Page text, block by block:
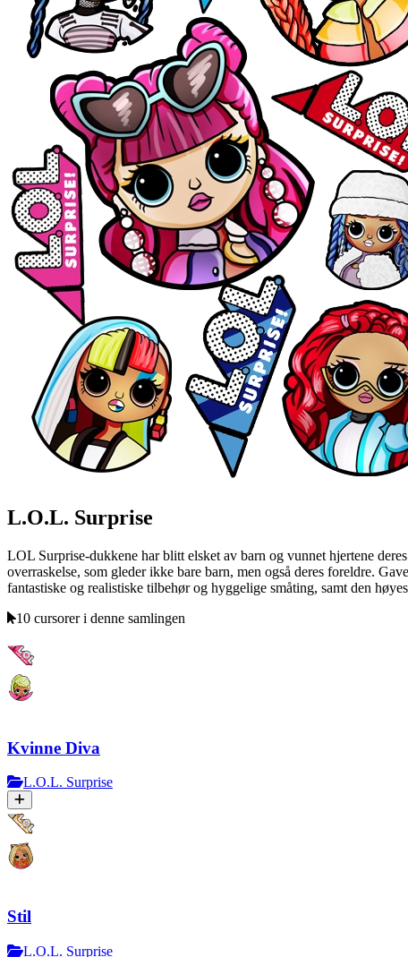
L.O.L. Surprise
LOL Surprise-dukkene har blitt elsket av barn og vunnet hjertene
overraskelse, som gleder ikke bare barn, men også deres foreldre.
fantastiske og realistiske tilbehør og hyggelige småting, samt den
10 cursorer i denne samlingen
Kvinne Diva
L.O.L. Surprise
Stil
L.O.L. Surprise